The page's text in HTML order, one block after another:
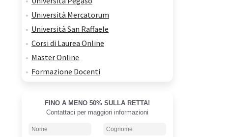
Università Mercatorum
Università San Raffaele
Corsi di Laurea Online
Master Online
Formazione Docenti
FINO A MENO 50% SULLA RETTA!
Contattaci per maggiori informazioni